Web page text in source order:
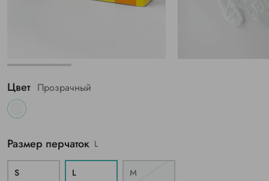
Цвет Прозрачный
Размер перчаток L
S L M